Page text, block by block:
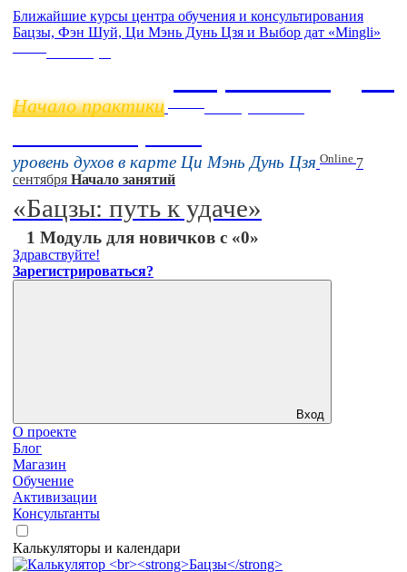
Ближайшие курсы центра обучения и консультирования
Бацзы, Фэн Шуй, Ци Мэнь Дунь Цзя и Выбор дат «Mingli»
Начало практики
уровень духов в карте Ци Мэнь Дунь Цзя Online 7
сентября Начало занятий
«Бацзы: путь к удаче»
1 Модуль для новичков с «0»
Здравствуйте!
Зарегистрироваться?
Вход
О проекте
Блог
Магазин
Обучение
Активизации
Консультанты
Калькуляторы и календари